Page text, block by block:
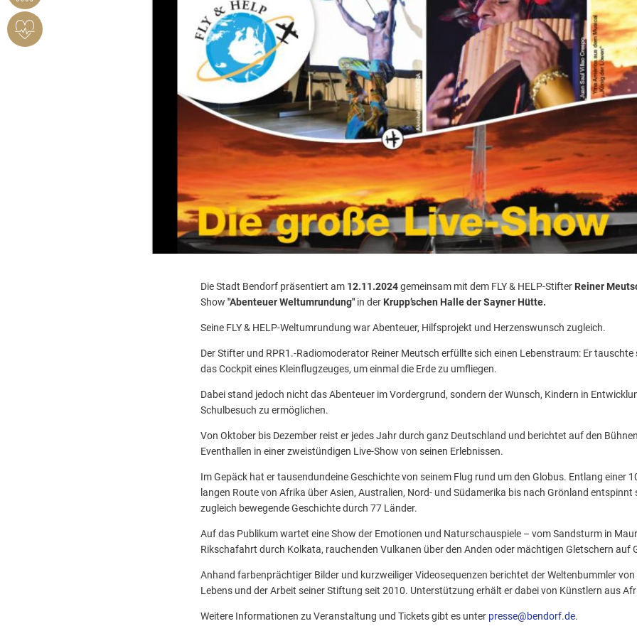
HERZSICHERES
BENDORF
Die Stadt Bendorf präsentiert am 12.11.2024gemeinsam mit dem FLY & HELP-Stifter Reiner
Show "Abenteuer Weltumrundung" in der Krupp’schen Halle der Sayner Hütte.
Seine FLY & HELP-Weltumrundung war Abenteuer, Hilfsprojekt und Herzenswunsch zugleich.
Der Stifter und RPR1.-Radiomoderator Reiner Meutsch erfüllte sich einen Lebenstraum: Er tauschte
das Cockpit eines Kleinflugzeuges, um einmal die Erde zu umfliegen.
Dabei stand jedoch nicht das Abenteuer im Vordergrund, sondern der Wunsch, Kindern in
Schulbesuch zu ermöglichen.
Von Oktober bis Dezember reist er jedes Jahr durch ganz Deutschland und berichtet auf den
Eventhallen in einer zweistündigen Live-Show von seinen Erlebnissen.
Im Gepäck hat er tausendundeine Geschichte von seinem Flug rund um den Globus. Entlang einer
langen Route von Afrika über Asien, Australien, Nord- und Südamerika bis nach Grönland entspinnt
zugleich bewegende Geschichte durch 77 Länder.
Auf das Publikum wartet eine Show der Emotionen und Naturschauspiele – vom Sandsturm in
Rikschafahrt durch Kolkata, rauchenden Vulkanen über den Anden oder mächtigen Gletschern auf
Anhand farbenprächtiger Bilder und kurzweiliger Videosequenzen berichtet der Weltenbummler von
Lebens und der Arbeit seiner Stiftung seit 2010. Unterstützung erhält er dabei von Künstlern aus
Weitere Informationen zu Veranstaltung und Tickets gibt es unter presse@bendorf.de.